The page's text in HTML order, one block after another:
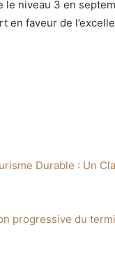
le niveau 3 en
en faveur de
Durable : Un
progressive du